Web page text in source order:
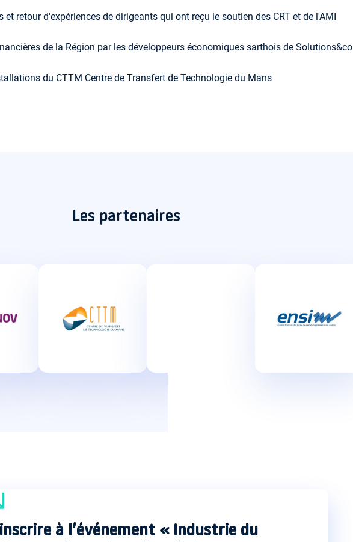
et retour d'expériences de dirigeants qui ont reçu le soutien des CRT et de l'AMI
de la Région par les développeurs économiques sarthois de Solutions&co
du CTTM Centre de Transfert de Technologie du Mans
Les partenaires
à l’événement « Industrie du